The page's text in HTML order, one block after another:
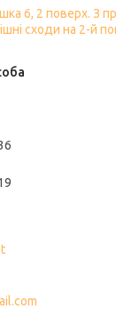
6, 2 поверх. З
сходи на 2-й